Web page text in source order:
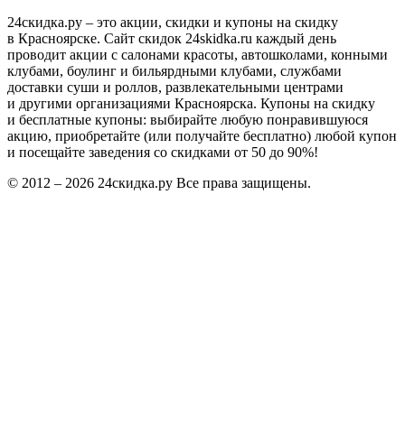
24скидка.ру – это акции, скидки и купоны на скидку
в Красноярске. Сайт скидок 24skidka.ru каждый день
проводит акции с салонами красоты, автошколами, конными
клубами, боулинг и бильярдными клубами, службами
доставки суши и роллов, развлекательными центрами
и другими организациями Красноярска. Купоны на скидку
и бесплатные купоны: выбирайте любую понравившуюся
акцию, приобретайте (или получайте бесплатно) любой купон
и посещайте заведения со скидками от 50 до 90%!
© 2012 – 2026 24скидка.ру Все права защищены.